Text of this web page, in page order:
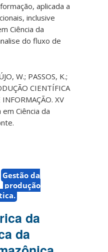
aplicada a
inclusive
Ciência da
do fluxo de
W.; PASSOS, K.;
CIENTÍFICA
XV
Ciência da
Gestão da
produção
da
da